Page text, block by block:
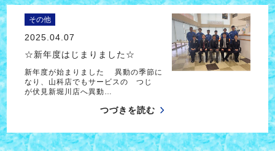
その他
2025.04.07
☆新年度はじまりました☆
新年度が始まりました 異動の季節に
なり、山科店でもサービスの つじ
が伏見新堀川店へ異動…
つづきを読む